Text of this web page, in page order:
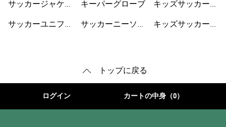
サッカージャケッ
サッカーユニフォ
キーパーグローブ
サッカーニーソッ
キッズサッカーウ
キッズサッカーシ
トップに戻る
ログイン カートの中身（0）